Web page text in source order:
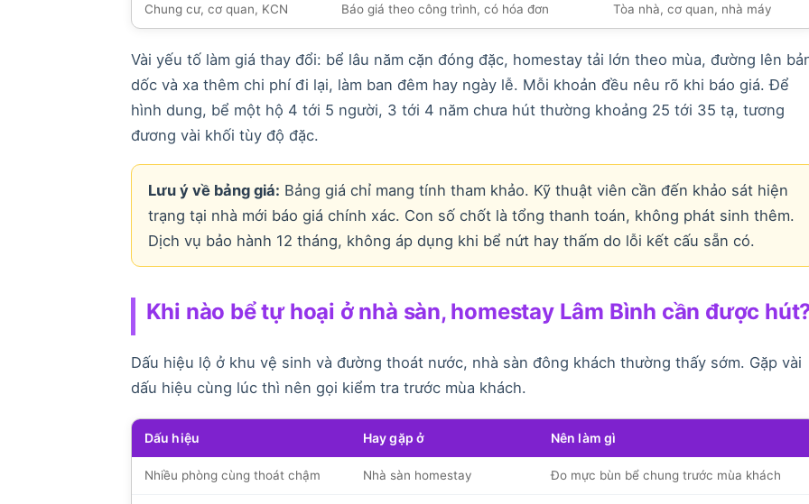
Chung cư, cơ quan, KCN Báo giá theo công trình, có hóa đơn Tòa nhà, cơ quan, nhà máy
Vài yếu tố làm giá thay đổi: bể lâu năm cặn đóng đặc, homestay tải lớn theo mùa, đường lên
dốc và xa thêm chi phí đi lại, làm ban đêm hay ngày lễ. Mỗi khoản đều nêu rõ khi báo giá. Để
hình dung, bể một hộ 4 tới 5 người, 3 tới 4 năm chưa hút thường khoảng 25 tới 35 tạ, tương
đương vài khối tùy độ đặc.
Lưu ý về bảng giá: Bảng giá chỉ mang tính tham khảo. Kỹ thuật viên cần đến khảo sát hiện
trạng tại nhà mới báo giá chính xác. Con số chốt là tổng thanh toán, không phát sinh thêm.
Dịch vụ bảo hành 12 tháng, không áp dụng khi bể nứt hay thấm do lỗi kết cấu sẵn có.
Khi nào bể tự hoại ở nhà sàn, homestay Lâm Bình cần được
Dấu hiệu lộ ở khu vệ sinh và đường thoát nước, nhà sàn đông khách thường thấy sớm. Gặp vài
dấu hiệu cùng lúc thì nên gọi kiểm tra trước mùa khách.
Dấu hiệu Hay gặp ở Nên làm gì
Nhiều phòng cùng thoát chậm Nhà sàn homestay Đo mực bùn bể chung trước mùa khách